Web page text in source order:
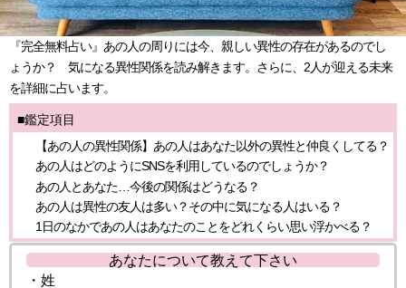
『完全無料占い』あの人の周りには今、親しい異性の存在があるのでし
ょうか？ 気になる異性関係を読み解きます。さらに、2人が迎える未来
を詳細に占います。
■鑑定項目
【あの人の異性関係】あの人はあなた以外の異性と仲良くしてる？
あの人はどのようにSNSを利用しているのでしょうか？
あの人とあなた…今後の関係はどうなる？
あの人は異性の友人は多い？その中に気になる人はいる？
1日のなかであの人はあなたのことをどれくらい思い浮かべる？
あなたについて教えて下さい
・姓